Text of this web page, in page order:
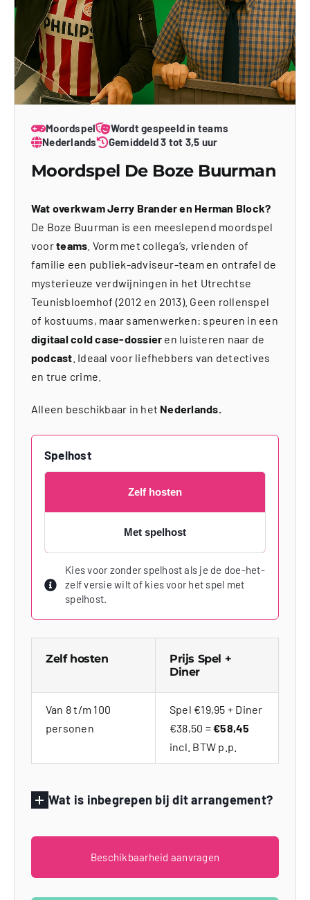
Moordspel
Wordt gespeeld in teams
Nederlands
Gemiddeld 3 tot 3,5 uur
Moordspel De Boze Buurman
Wat overkwam Jerry Brander en Herman Block?
De Boze Buurman is een meeslepend moordspel
voorteams . Vorm met collega’s, vrienden of
familie een publiek-adviseur-team en ontrafel de
mysterieuze verdwijningen in het Utrechtse
Teunisbloemhof (2012 en 2013). Geen rollenspel
of kostuums, maar samenwerken: speuren in een
digitaal cold case-dossier en luisteren naar de
podcast . Ideaal voor liefhebbers van detectives
en true crime.
Alleen beschikbaar in het Nederlands.
Spelhost
Zelf hosten
Met spelhost
Kies voor zonder spelhost als je de doe-het-
zelf versie wilt of kies voor het spel met
spelhost.
Zelf hosten
Prijs Spel +
Diner
Van 8 t/m 100
personen
Spel €19,95 + Diner
€38,50 =€58,45
incl. BTW p.p.
Wat is inbegrepen bij dit arrangement?
Beschikbaarheid aanvragen